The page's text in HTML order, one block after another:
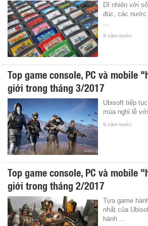
Dĩ nhiên với
đúc, các nước
9 năm trước
Top game console, PC và mobile
giới trong tháng 3/2017
Ubisoft tiếp
mùa nghỉ lễ
9 năm trước
Top game console, PC và mobile
giới trong tháng 2/2017
Tựa game
nhất của
hành ...